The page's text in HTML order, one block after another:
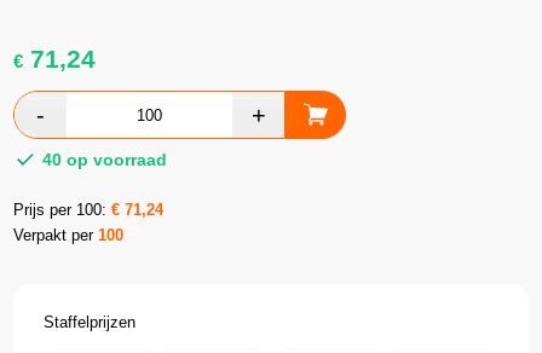
€ 71,24
40 op voorraad
Prijs per 100:€71,24
Verpakt per100
Staffelprijzen